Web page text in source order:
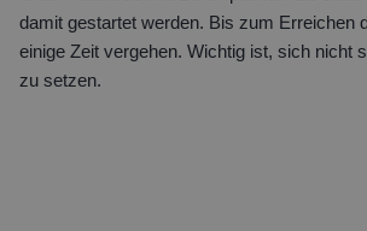
damit gestartet werden. Bis zum Erreichen
einige Zeit vergehen. Wichtig ist, sich nicht
zu setzen.